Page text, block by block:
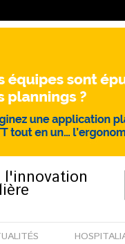
l'innovation